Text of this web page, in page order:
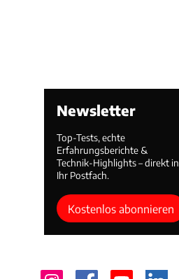
Newsletter
Top-Tests, echte
Erfahrungsberichte &
Technik-Highlights – direkt in
Ihr Postfach.
Kostenlos abonnieren